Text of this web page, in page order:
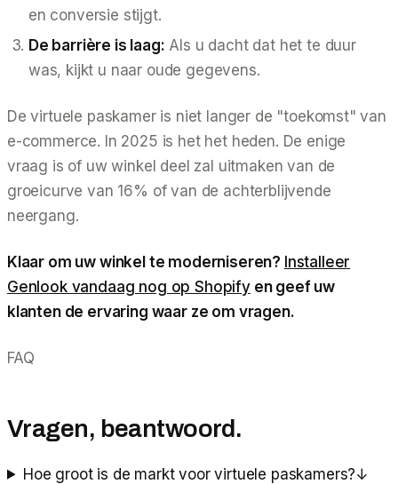
en conversie stijgt.
De barrière is laag: Als u dacht dat het te duur
was, kijkt u naar oude gegevens.
De virtuele paskamer is niet langer de "toekomst" van
e-commerce. In 2025 is het het heden. De enige
vraag is of uw winkel deel zal uitmaken van de
groeicurve van 16% of van de achterblijvende
neergang.
Klaar om uw winkel te moderniseren? Installeer
Genlook vandaag nog op Shopifyen geef uw
klanten de ervaring waar ze om vragen.
FAQ
Vragen, beantwoord.
Hoe groot is de markt voor virtuele paskamers?↓